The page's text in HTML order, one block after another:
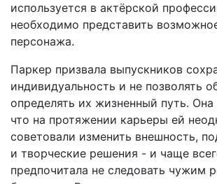
используется в актёрской
необходимо представить
персонажа.
Паркер призвала выпускников
индивидуальность и не позволять
определять их жизненный путь. Она
что на протяжении карьеры ей
советовали изменить внешность,
и творческие решения - и чаще
предпочитала не следовать чужим